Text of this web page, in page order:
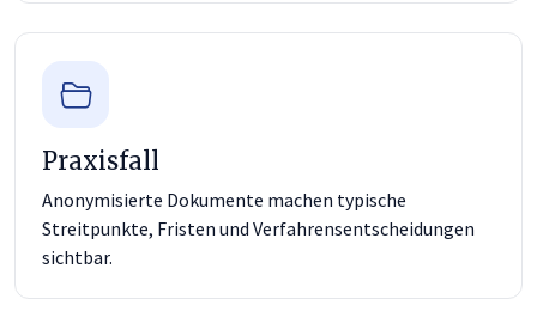
Praxisfall
Anonymisierte Dokumente machen typische
Streitpunkte, Fristen und Verfahrensentscheidungen
sichtbar.